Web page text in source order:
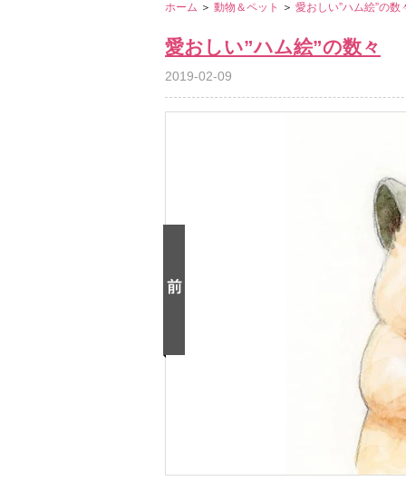
ホーム ＞ 動物＆ペット ＞ 愛おしい”ハム絵”の数
愛おしい”ハム絵”の数々
2019-02-09